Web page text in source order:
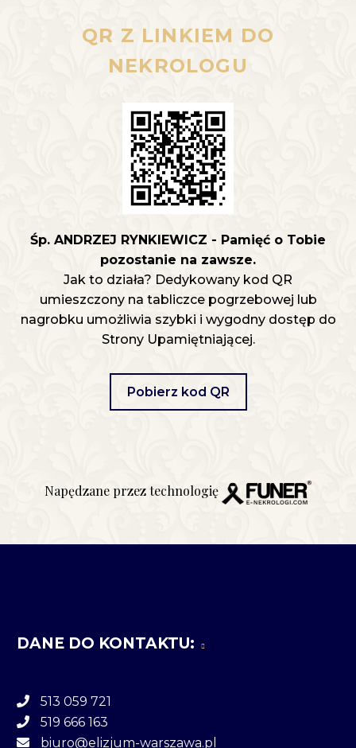
QR Z LINKIEM DO
NEKROLOGU
Śp. ANDRZEJ RYNKIEWICZ - Pamięć o Tobie
pozostanie na zawsze.
Jak to działa? Dedykowany kod QR
umieszczony na tabliczce pogrzebowej lub
nagrobku umożliwia szybki i wygodny dostęp do
Strony Upamiętniającej.
Pobierz kod QR
Napędzane przez technologię
DANE DO KONTAKTU:
513 059 721
519 666 163
biuro@elizjum-warszawa.pl